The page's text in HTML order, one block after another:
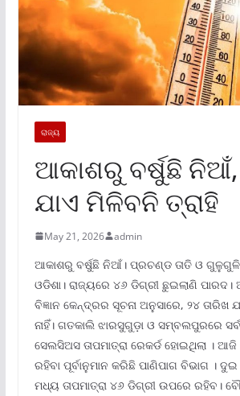
ରାଜ୍ୟ
ଆକାଶରୁ ବର୍ଷୁଛି
ଯାଏ ମିଳିବନି ତ୍ରାହି
May 21, 2026 admin
ଆକାଶରୁ ବର୍ଷୁଛି ନିଆଁ। ପ୍ରଚଣ୍ଡ ତାତି ଓ
ଓଡିଶା। ରାଜ୍ୟରେ ୪୬ ଡିଗ୍ରୀ ଛୁଇଲାଣି
ବିଜ୍ଞାନ କେନ୍ଦ୍ରର ସୂଚନା ଅନୁସାରେ, ୨୪ ତାରିଖ
ନାହିଁ। ଗତକାଲି ଝାରସୁଗୁଡ଼ା ଓ ସମ୍ବଲପୁରରେ
ସେଲସିଅସ ତାପମାତ୍ରା ରେକର୍ଡ ହୋଇଥିଲା ।
ରହିବା ପୂର୍ବାନୁମାନ କରିଛି ପାଣିପାଗ ବିଭାଗ ।
ମଧ୍ୟ ତାପମାତ୍ରା ୪୬ ଡିଗ୍ରୀ ଉପରେ ରହିବ।